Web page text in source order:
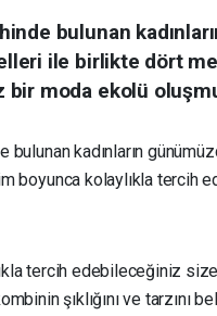
bulunan
ile birlikte dört
bir moda ekolü
bulunan kadınların
boyunca kolaylıkla tercih
tercih edebileceğiniz
şıklığını ve